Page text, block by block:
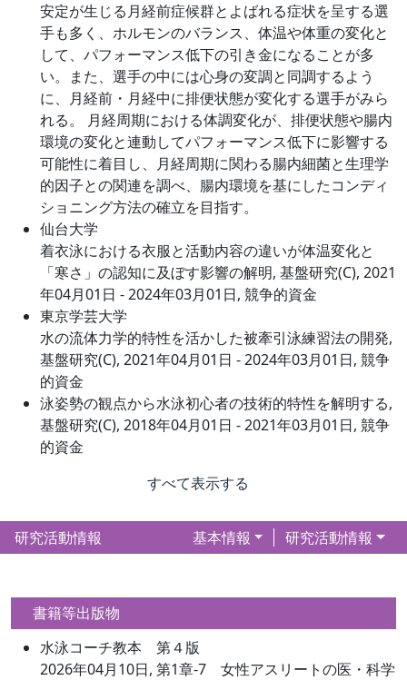
安定が生じる月経前症候群とよばれる症状を呈する選
手も多く、ホルモンのバランス、体温や体重の変化と
して、パフォーマンス低下の引き金になることが多
い。また、選手の中には心身の変調と同調するよう
に、月経前・月経中に排便状態が変化する選手がみら
れる。 月経周期における体調変化が、排便状態や腸内
環境の変化と連動してパフォーマンス低下に影響する
可能性に着目し、月経周期に関わる腸内細菌と生理学
的因子との関連を調べ、腸内環境を基にしたコンディ
ショニング方法の確立を目指す。
仙台大学
着衣泳における衣服と活動内容の違いが体温変化と
「寒さ」の認知に及ぼす影響の解明, 基盤研究(C), 2021
年04月01日 - 2024年03月01日, 競争的資金
東京学芸大学
水の流体力学的特性を活かした被牽引泳練習法の開発,
基盤研究(C), 2021年04月01日 - 2024年03月01日, 競争
的資金
泳姿勢の観点から水泳初心者の技術的特性を解明する,
基盤研究(C), 2018年04月01日 - 2021年03月01日, 競争
的資金
すべて表示する
研究活動情報 基本情報 研究活動情報
書籍等出版物
水泳コーチ教本 第４版
2026年04月10日, 第1章-7 女性アスリートの医・科学